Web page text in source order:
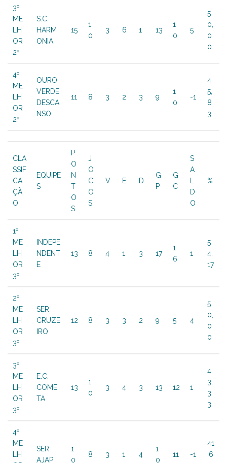
3º
ME
LH
OR
2º
S.C.
HARM
ONIA
15
1
0
3 6 1 13
1
0
5
5
0,
0
0
4º
ME
LH
OR
2º
OURO
VERDE
DESCA
NSO
11 8 3 2 3 9
1
0
-1
4
5,
8
3
CLA
SSIF
CA
ÇÃ
O
EQUIPE
S
P
O
N
T
O
S
J
O
G
O
S
V E D
G
P
G
C
S
A
L
D
O
%
1º
ME
LH
OR
3º
INDEPE
NDENT
E
13 8 4 1 3 17
1
6
1
5
4,
17
2º
ME
LH
OR
3º
SER
CRUZE
IRO
12 8 3 3 2 9 5 4
5
0,
0
0
3º
ME
LH
OR
3º
E.C.
COME
TA
13
1
0
3 4 3 13 12 1
4
3,
3
3
4º
ME
LH
SER
AJAP
1
0
8 3 1 4
1
0
11 -1
41
,6